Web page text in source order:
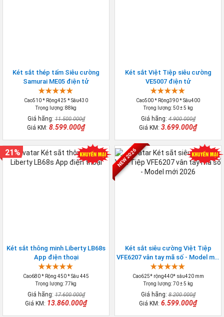
Két sắt thép tấm Siêu cường
Samurai ME05 điện tử
Cao510 * Rộng425 * Sâu430
Trọng lượng: 88kg
Giá hãng:11.500.000₫
Giá KM: 8.599.000₫
Két sắt Việt Tiệp siêu cường
VE5007 điện tử
Cao500 * Rộng390 * Sâu400
Trọng lượng: 50 ± 5 kg
Giá hãng:4.900.000₫
Giá KM: 3.699.000₫
Két sắt thông minh Liberty LB68s
App điện thoại
Cao680 * Rộng 450 * Sâu 445
Trọng lượng: 77kg
Giá hãng:17.600.000₫
Giá KM: 13.860.000₫
21%
Két sắt siêu cường Việt Tiệp
VFE6207 vân tay mã số - Model mới
2026
Cao625* rộng440* sâu420 mm
Trọng lượng: 70 ± 5 kg
Giá hãng:8.200.000₫
Giá KM: 6.599.000₫
NEW 2026